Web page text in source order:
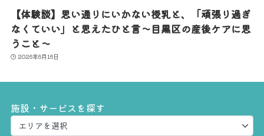
【体験談】思い通りにいかない授乳と、「頑張り過ぎ
なくていい」と思えたひと言〜目黒区の産後ケアに思
うこと〜
2026年6月16日
施設・サービスを探す